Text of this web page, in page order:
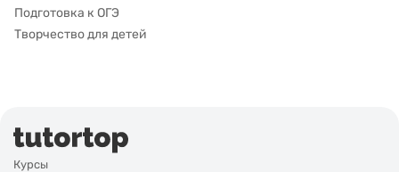
Подготовка к ОГЭ
Творчество для детей
Курсы